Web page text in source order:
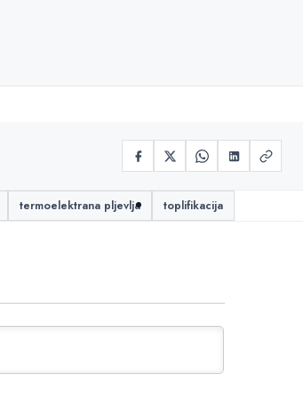
termoelektrana pljevlja toplifikacija